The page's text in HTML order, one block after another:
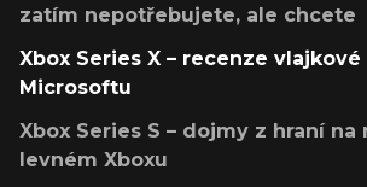
zatím nepotřebujete, ale chcete
Xbox Series X – recenze
Microsoftu
Xbox Series S – dojmy z hraní na
levném Xboxu